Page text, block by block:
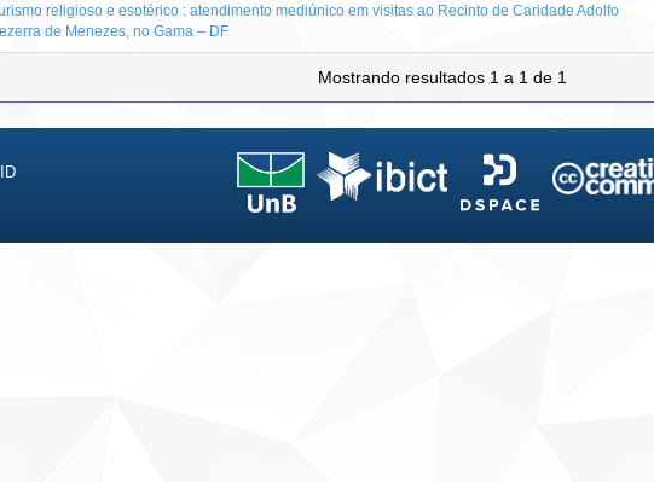
religioso e esotérico : atendimento mediúnico em visitas ao Recinto de Caridade Adolfo
de Menezes, no Gama – DF
Mostrando resultados 1 a 1 de 1